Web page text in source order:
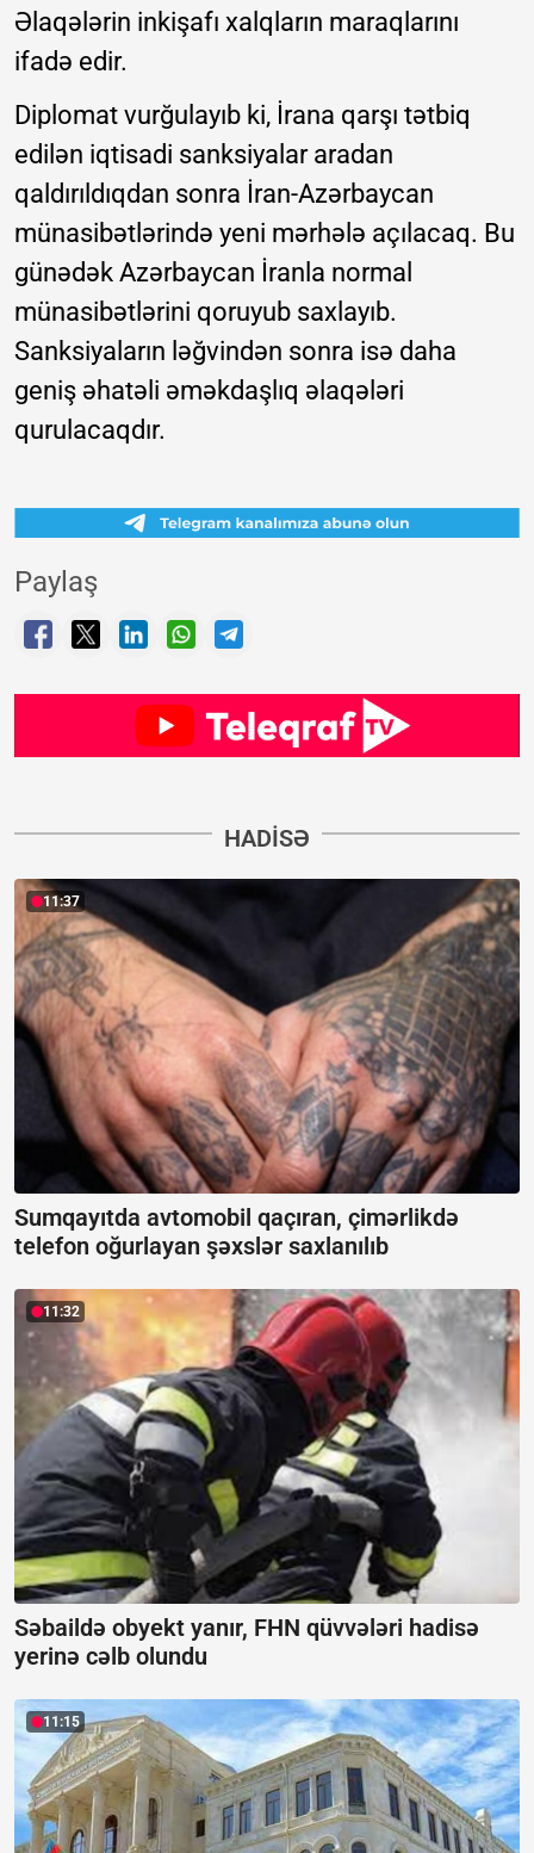
Əlaqələrin inkişafı xalqların maraqlarını
ifadə edir.
Diplomat vurğulayıb ki, İrana qarşı tətbiq
edilən iqtisadi sanksiyalar aradan
qaldırıldıqdan sonra İran-Azərbaycan
münasibətlərində yeni mərhələ açılacaq. Bu
günədək Azərbaycan İranla normal
münasibətlərini qoruyub saxlayıb.
Sanksiyaların ləğvindən sonra isə daha
geniş əhatəli əməkdaşlıq əlaqələri
qurulacaqdır.
Paylaş
HADISƏ
11:37
Sumqayıtda avtomobil qaçıran, çimərlikdə
telefon oğurlayan şəxslər saxlanılıb
11:32
Səbaildə obyekt yanır, FHN qüvvələri hadisə
yerinə cəlb olundu
11:15